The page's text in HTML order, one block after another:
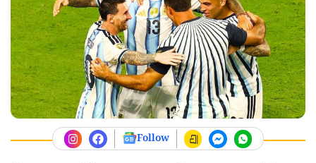
Follow